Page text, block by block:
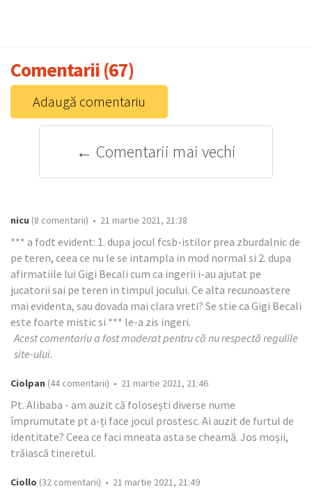
Comentarii (67)
Adaugă comentariu
← Comentarii mai vechi
nicu (8 comentarii) • 21 martie 2021, 21:38
*** a fodt evident: 1. dupa jocul fcsb-istilor prea zburdalnic de
pe teren, ceea ce nu le se intampla in mod normal si 2. dupa
afirmatiile lui Gigi Becali cum ca ingerii i-au ajutat pe
jucatorii sai pe teren in timpul jocului. Ce alta recunoastere
mai evidenta, sau dovada mai clara vreti? Se stie ca Gigi Becali
este foarte mistic si *** le-a zis ingeri.
Acest comentariu a fost moderat pentru că nu respectă regulile
site-ului.
Ciolpan (44 comentarii) • 21 martie 2021, 21:46
Pt. Alibaba - am auzit că folosești diverse nume
împrumutate pt a-ți face jocul prostesc. Ai auzit de furtul de
identitate? Ceea ce faci mneata asta se cheamă. Jos moșii,
trăiască tineretul.
Ciollo (32 comentarii) • 21 martie 2021, 21:49